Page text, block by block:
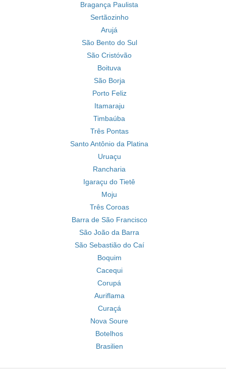
Bragança Paulista
Sertãozinho
Arujá
São Bento do Sul
São Cristóvão
Boituva
São Borja
Porto Feliz
Itamaraju
Timbaúba
Três Pontas
Santo Antônio da Platina
Uruaçu
Rancharia
Igaraçu do Tietê
Moju
Três Coroas
Barra de São Francisco
São João da Barra
São Sebastião do Caí
Boquim
Cacequi
Corupá
Auriflama
Curaçá
Nova Soure
Botelhos
Brasilien